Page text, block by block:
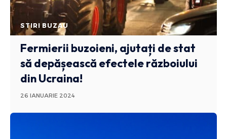
STIRI BUZAU
Fermierii buzoieni, ajutați de stat
să depășească efectele războiului
din Ucraina!
26 IANUARIE 2024